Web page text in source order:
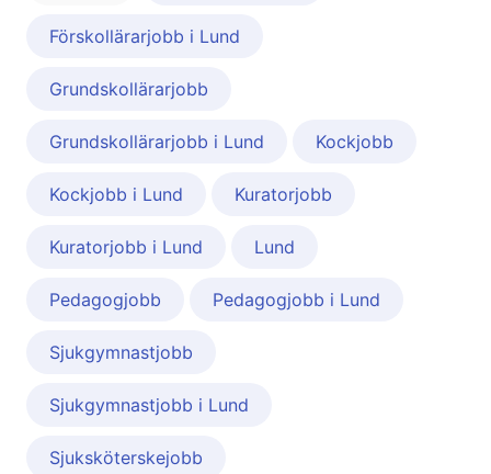
Förskollärarjobb i Lund
Grundskollärarjobb
Grundskollärarjobb i Lund Kockjobb
Kockjobb i Lund Kuratorjobb
Kuratorjobb i Lund Lund
Pedagogjobb Pedagogjobb i Lund
Sjukgymnastjobb
Sjukgymnastjobb i Lund
Sjuksköterskejobb